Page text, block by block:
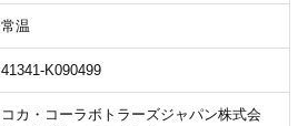
常温
41341-K090499
コカ・コーラボトラーズジャパン株式会